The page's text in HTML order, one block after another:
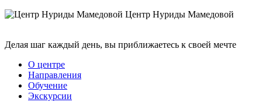
Центр Нуриды Мамедовой
Делая шаг каждый день, вы приближаетесь к своей мечте
О центре
Направления
Обучение
Экскурсии